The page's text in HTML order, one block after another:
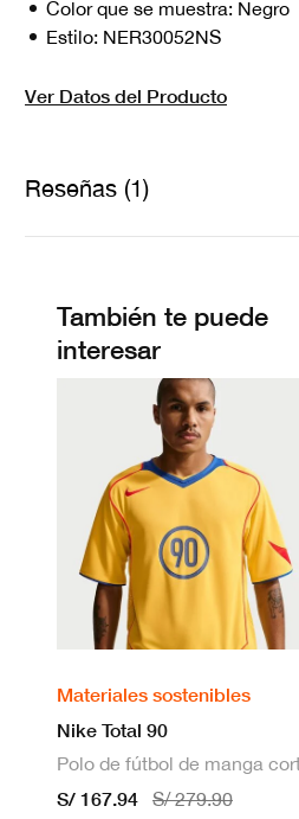
Color que se muestra: Negro
Estilo: NER30052NS
Ver Datos del Producto
Reseñas (1)
También te puede
interesar
Materiales sostenibles
Nike Total 90
S/ 167.94
S/ 279.90